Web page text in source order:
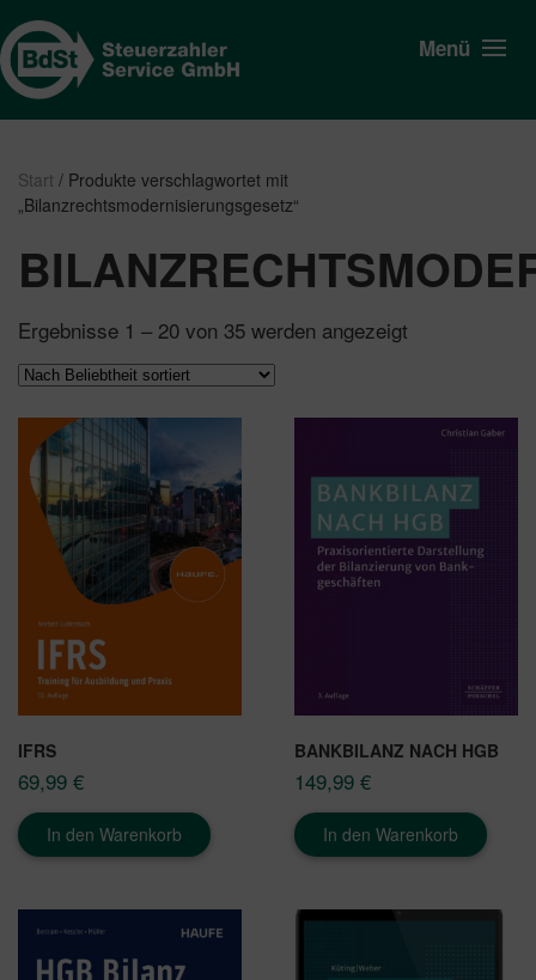
Menü
Start / Produkte verschlagwortet mit
„Bilanzrechtsmodernisierungsgesetz“
Ergebnisse 1 – 20 von 35 werden angezeigt
IFRS
69,99 €
In den Warenkorb
BANKBILANZ NACH HGB
149,99 €
In den Warenkorb